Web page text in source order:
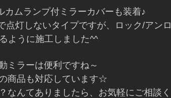
カムランプ付ミラーカバーも装着♪
点灯しないタイプですが、ロック/アンロ
ように施工しました^^
ミラーは便利ですね～
商品も対応しています☆
なんてありましたら、お気軽にご相談く